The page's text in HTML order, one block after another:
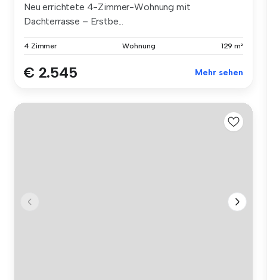
Neu errichtete 4-Zimmer-Wohnung mit
Dachterrasse – Erstbe...
4 Zimmer Wohnung 129 m²
€ 2.545 Mehr sehen